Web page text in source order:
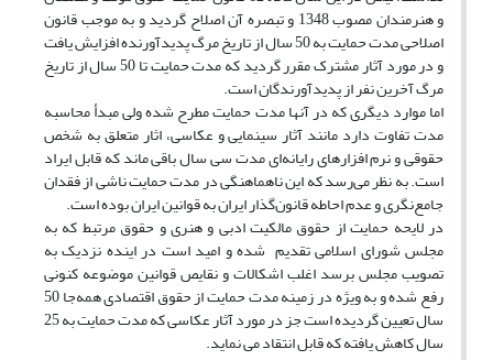
و هنرمندان مصوب 1348 و تبصره آن اصلاح گردید و به موجب قانون
اصلاحی مدت حمایت به 50 سال از تاریخ مرگ پدیدآورنده افزایش یافت
و در مورد آثار مشترک مقرر گردید که مدت حمایت تا 50 سال از تاریخ
مرگ آخرین نفر از پدیدآورندگان است.
اما موارد دیگری که در آنها مدت حمایت مطرح شده ولی مبدأ محاسبه
مدت تفاوت دارد مانند آثار سینمایی و عکاسی، اثار متعلق به شخص
حقوقی و نرم افزارهای رایانه‌ای مدت سی سال باقی ماند که قابل ایراد
است. به نظر می‌رسد که این ناهماهنگی در مدت حمایت ناشی از فقدان
جامع‌نگری و عدم احاطه قانون‌گذار ایران به قوانین ایران بوده است.
در لایحه حمایت از حقوق مالکیت ادبی و هنری و حقوق مرتبط که به
مجلس شورای اسلامی تقدیم شده و امید است در اینده نزدیک به
تصویب مجلس برسد اغلب اشکالات و نقایص قوانین موضوعه کنونی
رفع شده و به ویژه در زمینه مدت حمایت از حقوق اقتصادی همه‌جا 50
سال تعیین گردیده است جز در مورد آثار عکاسی که مدت حمایت به 25
سال کاهش یافته که قابل انتقاد می نماید.